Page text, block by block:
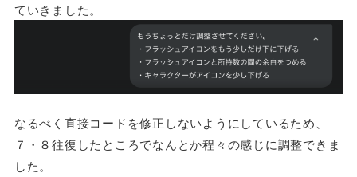
ていきました。
なるべく直接コードを修正しないようにしているため、
７・８往復したところでなんとか程々の感じに調整できま
した。